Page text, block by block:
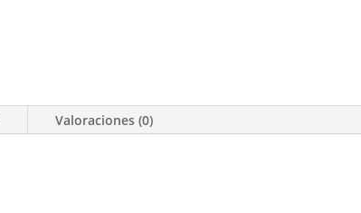
Valoraciones (0)